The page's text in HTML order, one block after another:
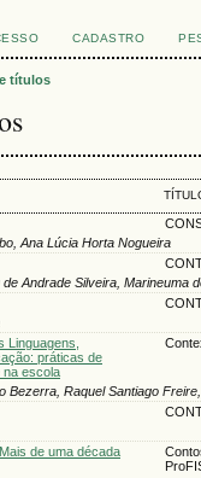
CADASTRO
títulos
Ana Lúcia Horta Nogueira
Andrade Silveira, Marineuma
Linguagens,
práticas de
na escola
Bezerra, Raquel Santiago
de uma década